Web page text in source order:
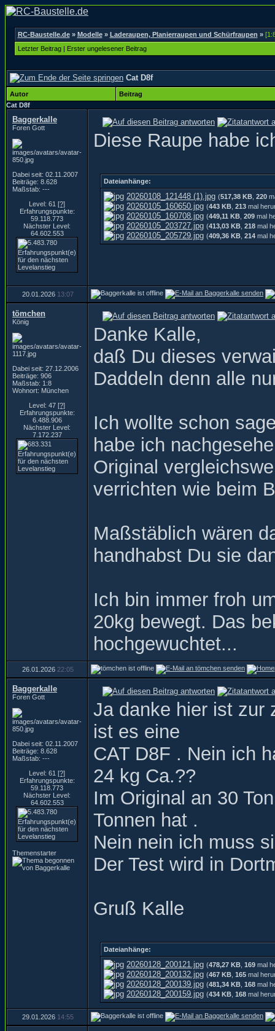
RC-Baustelle.de» Modelle» Laderaupen, Planierraupen und Schürfraupen »
Letzter Beitrag| Erster ungelesener Beitrag
Cat D8f
Autor
Beitrag
Cat D8f
Baggerkalle
Foren Gott
Dabei seit: 02.11.2007
Beiträge: 8.628
Maßstab: ---
Level: 61 [?]
Erfahrungspunkte:
59.118.773
Nächster Level:
64.602.553
Diese Raupe habe
Dateianhänge:
20260108_121448 (1).jpg (517,38 KB 220
20260105_160650.jpg (443 KB 213 mal
20260105_160708.jpg (449,11 KB 209 mal
20260105_203727.jpg (413,03 KB 218 mal
20260105_205729.jpg (409,36 KB 214 mal
20.01.2026 13:07
tömchen
König
Dabei seit: 27.12.2006
Beiträge: 906
Maßstab: 1:8
Wohnort: München
Level: 47 [?]
Erfahrungspunkte:
6.488.906
Nächster Level:
7.172.237
Danke Kalle,
daß Du dieses
Daddeln denn alle
Ich wollte schon
habe ich
Original
verrichten wie beim
Maßstäblich wären
handhabst Du sie
Ich bin immer froh
20kg bewegt. Das
hochgewuchtet...
26.01.2026 22:05
Baggerkalle
Foren Gott
Dabei seit: 02.11.2007
Beiträge: 8.628
Maßstab: ---
Level: 61 [?]
Erfahrungspunkte:
59.118.773
Nächster Level:
64.602.553
Themenstarter
Ja danke hier ist zur
ist es eine
CAT D8F . Nein ich
24 kg Ca.??
Im Original an 30
Tonnen hat .
Nein nein ich muss
Der Test wird in
Gruß Kalle
Dateianhänge:
20260128_200121.jpg (478,27 KB 169 mal
20260128_200132.jpg (467 KB 165 mal
20260128_200139.jpg (481,34 KB 168 mal
20260128_200159.jpg (434 KB 168 mal
29.01.2026 14:55